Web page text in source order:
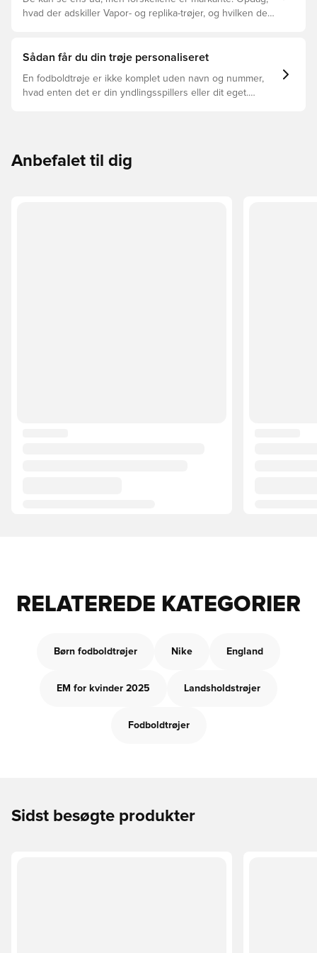
hvad der adskiller Vapor- og replika-trøjer, og hvilken der
Sådan får du din trøje personaliseret
En fodboldtrøje er ikke komplet uden navn og nummer,
hvad enten det er din yndlingsspillers eller dit eget.
Anbefalet til dig
RELATEREDE KATEGORIER
Børn fodboldtrøjer Nike England
EM for kvinder 2025 Landsholdstrøjer
Fodboldtrøjer
Sidst besøgte produkter